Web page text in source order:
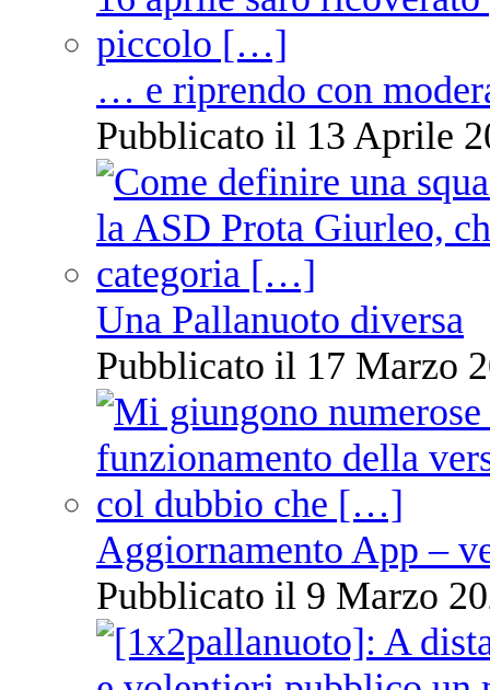
… e riprendo con
Pubblicato il 13 Aprile
Una Pallanuoto diversa
Pubblicato il 17 Marzo
Aggiornamento App –
Pubblicato il 9 Marzo